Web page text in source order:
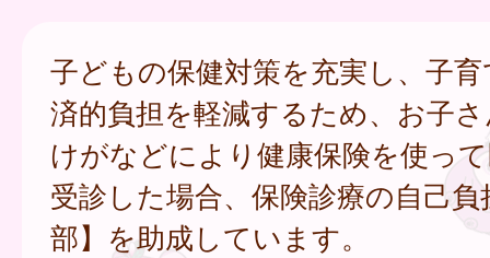
子どもの保健対策を充実し、子
済的負担を軽減するため、お子
けがなどにより健康保険を使っ
受診した場合、保険診療の自己
部】を助成しています。